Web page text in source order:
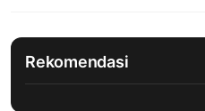
Rekomendasi